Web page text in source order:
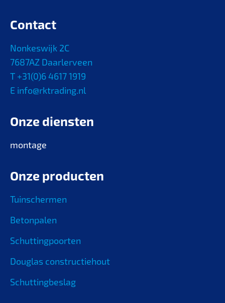
Contact
Nonkeswijk 2C
7687AZ Daarlerveen
T +31(0)6 4617 1919
E info@rktrading.nl
Onze diensten
montage
Onze producten
Tuinschermen
Betonpalen
Schuttingpoorten
Douglas constructiehout
Schuttingbeslag